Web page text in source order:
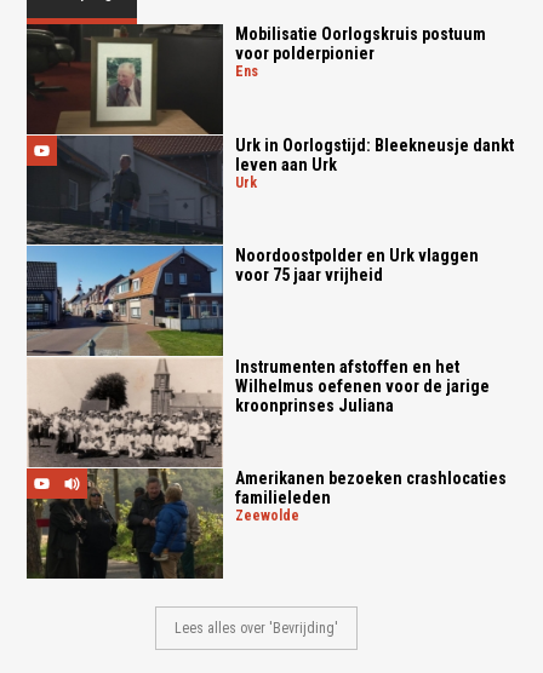
Mobilisatie Oorlogskruis postuum
voor polderpionier
ens
Urk in Oorlogstijd: Bleekneusje dankt
leven aan Urk
urk
Noordoostpolder en Urk vlaggen
voor 75 jaar vrijheid
Instrumenten afstoffen en het
Wilhelmus oefenen voor de jarige
kroonprinses Juliana
Amerikanen bezoeken crashlocaties
familieleden
zeewolde
Lees alles over 'Bevrijding'